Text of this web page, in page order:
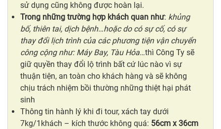
sử dụng cũng không được hoàn lại.
Trong những trường hợp khách quan như: khủng
bố, thiên tai, dịch bệnh…hoặc do có sự cố, có sự
thay đổi lịch trình của các phương tiện vận chuyển
công cộng như: Máy Bay, Tàu Hỏa…thì Công Ty sẽ
giữ quyền thay đổi lộ trình bất cứ lúc nào vì sự
thuận tiện, an toàn cho khách hàng và sẽ không
chịu trách nhiệm bồi thường những thiệt hại phát
sinh
Thông tin hành lý khi đi tour, xách tay dưới
7kg/1khách – kích thước không quá: 56cm x 36cm